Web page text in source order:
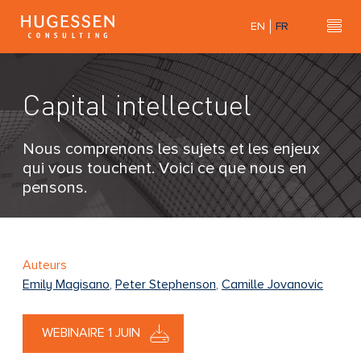
e
s
s
e
n
o
u
t
n
EN FR
Capital intellectuel
Nous comprenons les sujets et les enjeux
qui vous touchent. Voici ce que nous en
pensons.
Auteurs
Emily Magisano, Peter Stephenson, Camille Jovanovic
WEBINAIRE 1 JUIN